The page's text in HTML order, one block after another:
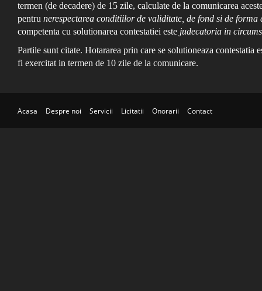
termen (de decadere) de 15 zile, calculate de la comunicarea
pentru nerespectarea conditiilor de validitate, de fond si de
competenta cu solutionarea contestatiei este judecatoria in
Partile sunt citate. Hotararea prin care se solutioneaza contestatia
fi exercitat in termen de 10 zile de la comunicare.
Acasa Despre noi Servicii Licitatii Onorarii Contact